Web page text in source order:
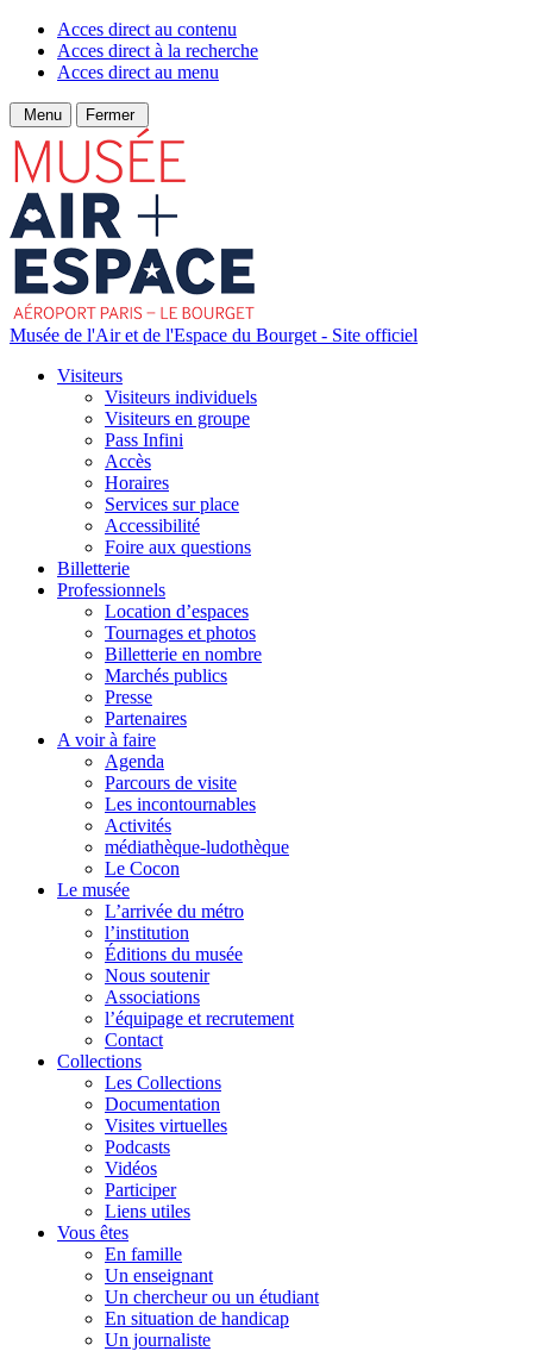
Acces direct au contenu
Acces direct à la recherche
Acces direct au menu
Menu Fermer
Musée de l'Air et de l'Espace du Bourget - Site officiel
Visiteurs
Visiteurs individuels
Visiteurs en groupe
Pass Infini
Accès
Horaires
Services sur place
Accessibilité
Foire aux questions
Billetterie
Professionnels
Location d’espaces
Tournages et photos
Billetterie en nombre
Marchés publics
Presse
Partenaires
A voir à faire
Agenda
Parcours de visite
Les incontournables
Activités
médiathèque-ludothèque
Le Cocon
Le musée
L’arrivée du métro
l’institution
Éditions du musée
Nous soutenir
Associations
l’équipage et recrutement
Contact
Collections
Les Collections
Documentation
Visites virtuelles
Podcasts
Vidéos
Participer
Liens utiles
Vous êtes
En famille
Un enseignant
Un chercheur ou un étudiant
En situation de handicap
Un journaliste